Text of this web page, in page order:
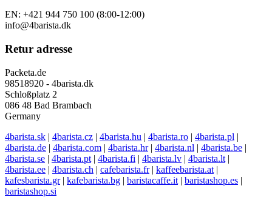
EN: +421 944 750 100 (8:00-12:00)
info@4barista.dk
Retur adresse
Packeta.de
98518920 - 4barista.dk
Schloßplatz 2
086 48 Bad Brambach
Germany
4barista.sk | 4barista.cz | 4barista.hu | 4barista.ro | 4barista.pl |
4barista.de | 4barista.com | 4barista.hr| 4barista.nl | 4barista.be |
4barista.se | 4barista.pt | 4barista.fi | 4barista.lv | 4barista.lt |
4barista.ee | 4barista.ch | cafebarista.fr| kaffeebarista.at |
kafesbarista.gr| kafebarista.bg | baristacaffe.it | baristashop.es |
baristashop.si